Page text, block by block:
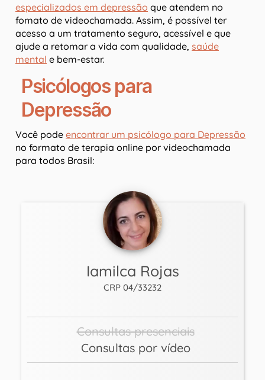
especializados em depressão que atendem no
fomato de videochamada. Assim, é possível ter
acesso a um tratamento seguro, acessível e que
ajude a retomar a vida com qualidade, saúde
mental e bem-estar.
Psicólogos para
Depressão
Você pode encontrar um psicólogo para Depressão
no formato de terapia online por videochamada
para todos Brasil:
Iamilca Rojas
CRP 04/33232
Consultas presenciais
Consultas por vídeo